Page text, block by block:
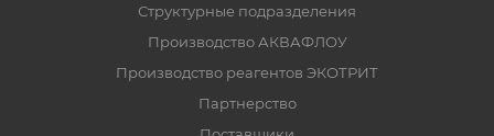
Структурные подразделения
Производство АКВАФЛОУ
Производство реагентов ЭКОТРИТ
Партнерство